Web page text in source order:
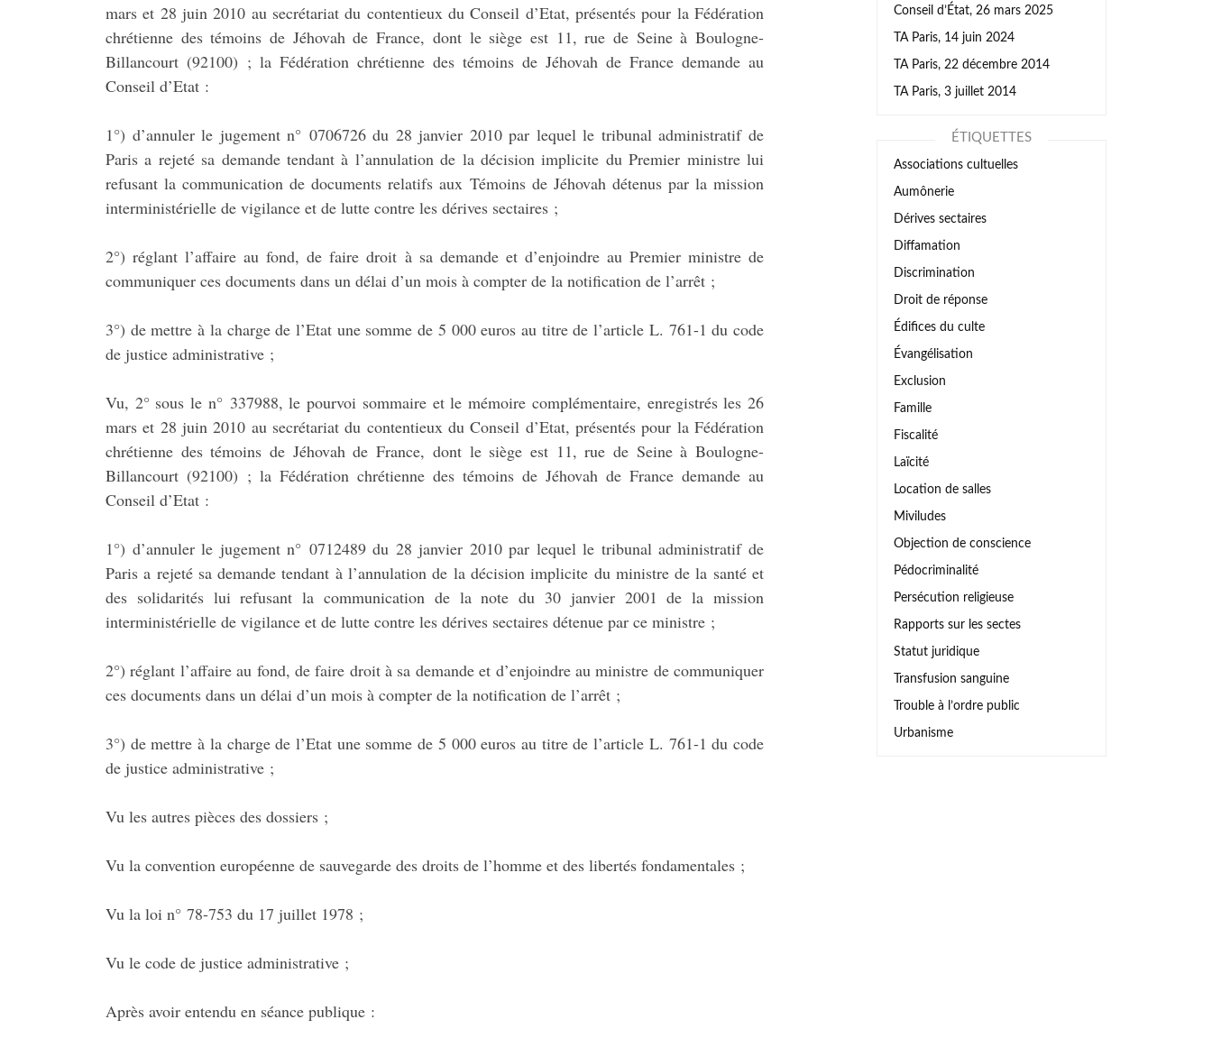
mars et 28 juin 2010 au secrétariat du contentieux du Conseil d’Etat, présentés pour la Fédération
chrétienne des témoins de Jéhovah de France, dont le siège est 11, rue de Seine à Boulogne-
Billancourt (92100) ; la Fédération chrétienne des témoins de Jéhovah de France demande au
Conseil d’Etat :
1°) d’annuler le jugement n° 0706726 du 28 janvier 2010 par lequel le tribunal administratif de
Paris a rejeté sa demande tendant à l’annulation de la décision implicite du Premier ministre lui
refusant la communication de documents relatifs aux Témoins de Jéhovah détenus par la mission
interministérielle de vigilance et de lutte contre les dérives sectaires ;
2°) réglant l’affaire au fond, de faire droit à sa demande et d’enjoindre au Premier ministre de
communiquer ces documents dans un délai d’un mois à compter de la notification de l’arrêt ;
3°) de mettre à la charge de l’Etat une somme de 5 000 euros au titre de l’article L. 761-1 du code
de justice administrative ;
Vu, 2° sous le n° 337988, le pourvoi sommaire et le mémoire complémentaire, enregistrés les 26
mars et 28 juin 2010 au secrétariat du contentieux du Conseil d’Etat, présentés pour la Fédération
chrétienne des témoins de Jéhovah de France, dont le siège est 11, rue de Seine à Boulogne-
Billancourt (92100) ; la Fédération chrétienne des témoins de Jéhovah de France demande au
Conseil d’Etat :
1°) d’annuler le jugement n° 0712489 du 28 janvier 2010 par lequel le tribunal administratif de
Paris a rejeté sa demande tendant à l’annulation de la décision implicite du ministre de la santé et
des solidarités lui refusant la communication de la note du 30 janvier 2001 de la mission
interministérielle de vigilance et de lutte contre les dérives sectaires détenue par ce ministre ;
2°) réglant l’affaire au fond, de faire droit à sa demande et d’enjoindre au ministre de communiquer
ces documents dans un délai d’un mois à compter de la notification de l’arrêt ;
3°) de mettre à la charge de l’Etat une somme de 5 000 euros au titre de l’article L. 761-1 du code
de justice administrative ;
Vu les autres pièces des dossiers ;
Vu la convention européenne de sauvegarde des droits de l’homme et des libertés fondamentales ;
Vu la loi n° 78-753 du 17 juillet 1978 ;
Vu le code de justice administrative ;
Après avoir entendu en séance publique :
Conseil d’État, 26 mars 2025
TA Paris, 14 juin 2024
TA Paris, 22 décembre 2014
TA Paris, 3 juillet 2014
ÉTIQUETTES
Associations cultuelles
Aumônerie
Dérives sectaires
Diffamation
Discrimination
Droit de réponse
Édifices du culte
Évangélisation
Exclusion
Famille
Fiscalité
Laïcité
Location de salles
Miviludes
Objection de conscience
Pédocriminalité
Persécution religieuse
Rapports sur les sectes
Statut juridique
Transfusion sanguine
Trouble à l’ordre public
Urbanisme